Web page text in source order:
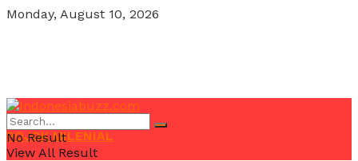
Monday, August 10, 2026
POJOK MILENIAL
No Result
View All Result